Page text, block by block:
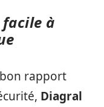
à
rapport
Diagral